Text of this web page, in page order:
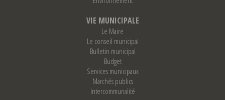
VIE MUNICIPALE
Le Maire
Le conseil municipal
Bulletin municipal
Budget
Services municipaux
Marchés publics
Intercommunalité